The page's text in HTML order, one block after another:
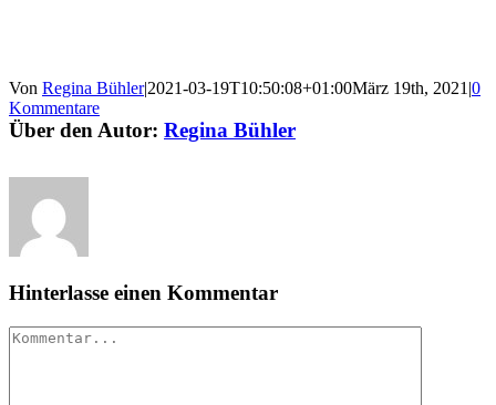
Von Regina Bühler|2021-03-19T10:50:08+01:00März 19th, 2021 |0
Kommentare
Über den Autor: Regina Bühler
Hinterlasse einen Kommentar
Kommentar